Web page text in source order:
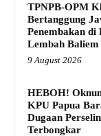
TPNPB-OPM
Bertanggung
Penembakan di
Lembah Baliem
9 August 2026
HEBOH!
KPU Papua
Dugaan
Terbongkar